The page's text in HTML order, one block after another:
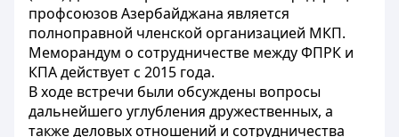
профсоюзов Азербайджана является
полноправной членской организацией МКП.
Меморандум о сотрудничестве между ФПРК и
КПА действует с 2015 года.
В ходе встречи были обсуждены вопросы
дальнейшего углубления дружественных, а
также деловых отношений и сотрудничества